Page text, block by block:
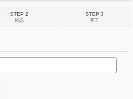
STEP 2
確認
STEP 3
完了